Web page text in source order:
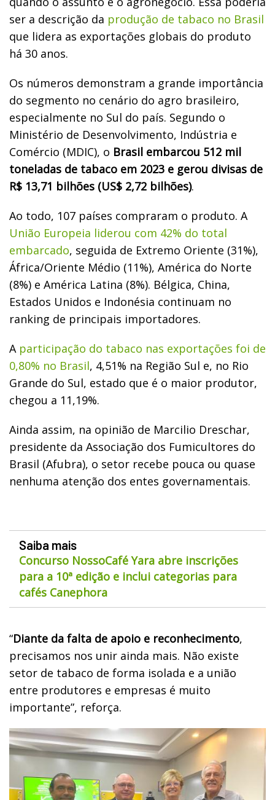
ser a descrição da produção de tabaco no Brasil
que lidera as exportações globais do produto
há 30 anos.
Os números demonstram a grande importância
do segmento no cenário do agro brasileiro,
especialmente no Sul do país. Segundo o
Ministério de Desenvolvimento, Indústria e
Comércio (MDIC), o Brasil embarcou 512 mil
toneladas de tabaco em 2023 e gerou divisas de
R$ 13,71 bilhões (US$ 2,72 bilhões).
Ao todo, 107 países compraram o produto. A
União Europeia liderou com 42% do total
embarcado, seguida de Extremo Oriente (31%),
África/Oriente Médio (11%), América do Norte
(8%) e América Latina (8%). Bélgica, China,
Estados Unidos e Indonésia continuam no
ranking de principais importadores.
A participação do tabaco nas exportações foi de
0,80% no Brasil, 4,51% na Região Sul e, no Rio
Grande do Sul, estado que é o maior produtor,
chegou a 11,19%.
Ainda assim, na opinião de Marcilio Dreschar,
presidente da Associação dos Fumicultores do
Brasil (Afubra), o setor recebe pouca ou quase
nenhuma atenção dos entes governamentais.
Saiba mais
Concurso NossoCafé Yara abre inscrições
para a 10ª edição e inclui categorias para
cafés Canephora
“Diante da falta de apoio e reconhecimento,
precisamos nos unir ainda mais. Não existe
setor de tabaco de forma isolada e a união
entre produtores e empresas é muito
importante”, reforça.